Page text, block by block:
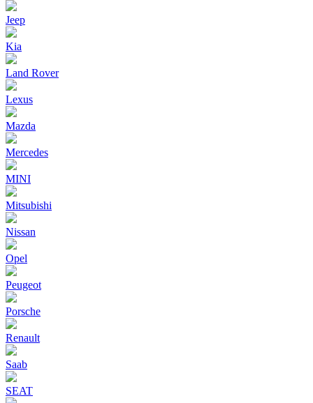
Jeep
Kia
Land Rover
Lexus
Mazda
Mercedes
MINI
Mitsubishi
Nissan
Opel
Peugeot
Porsche
Renault
Saab
SEAT